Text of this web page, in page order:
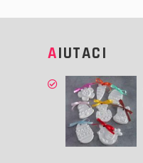
AIUTACI